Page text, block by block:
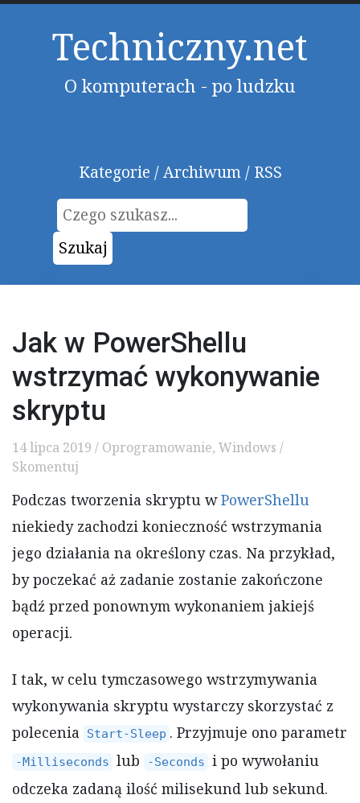
Techniczny.net
O komputerach - po ludzku
Kategorie /Archiwum/ RSS
Formularz
wyszukiwania:
Szukaj
Jak w PowerShellu
wstrzymać wykonywanie
skryptu
14 lipca 2019 / Oprogramowanie, Windows /
Skomentuj
PowerShellu
wstrzymać
wykonywanie
skryptu
Podczas tworzenia skryptu wPowerShellu
niekiedy zachodzi konieczność wstrzymania
jego działania na określony czas. Na przykład,
by poczekać aż zadanie zostanie zakończone
bądź przed ponownym wykonaniem jakiejś
operacji.
I tak, w celu tymczasowego wstrzymywania
wykonywania skryptu wystarczy skorzystać z
polecenia Start-Sleep . Przyjmuje ono parametr
-Milliseconds lub -Seconds i po wywołaniu
odczeka zadaną ilość milisekund lub sekund.